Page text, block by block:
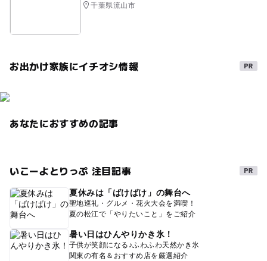
千葉県流山市
お出かけ家族にイチオシ情報
あなたにおすすめの記事
いこーよとりっぷ 注目記事
夏休みは「ばけばけ」の舞台へ
聖地巡礼・グルメ・花火大会を満喫！
夏の松江で「やりたいこと」をご紹介
暑い日はひんやりかき氷！
子供が笑顔になる♪ふわふわ天然かき氷
関東の有名＆おすすめ店を厳選紹介